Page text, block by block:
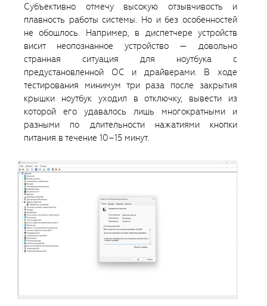
Субъективно отмечу высокую отзывчивость и
плавность работы системы. Но и без особенностей
не обошлось. Например, в диспетчере устройств
висит неопознанное устройство — довольно
странная ситуация для ноутбука с
предустановленной ОС и драйверами. В ходе
тестирования минимум три раза после закрытия
крышки ноутбук уходил в отключку, вывести из
которой его удавалось лишь многократными и
разными по длительности нажатиями кнопки
питания в течение 10–15 минут.